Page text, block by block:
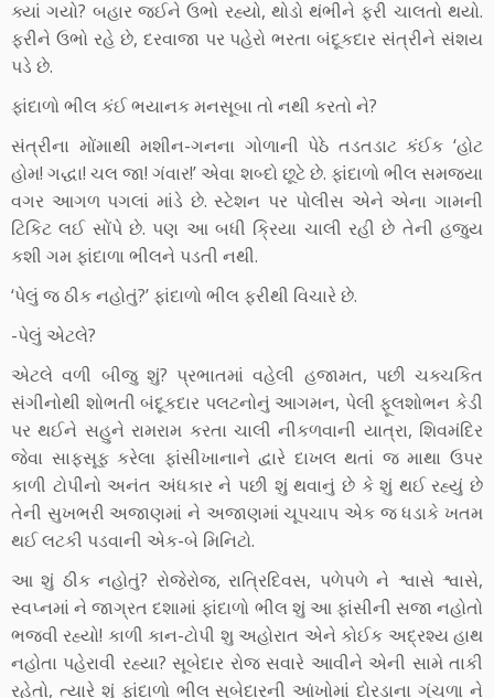
ક્યાં ગયો? બહાર જઈને ઉભો રહ્યો, થોડો થંભીને ફરી ચાલતો થયો.
ફરીને ઉભો રહે છે, દરવાજા પર પહેરો ભરતા બંદૂકદાર સંત્રીને સંશય
પડે છે.
ફાંદાળો ભીલ કંઈ ભયાનક મનસૂબા તો નથી કરતો ને?
સંત્રીના મોંમાથી મશીન-ગનના ગોળાની પેઠે તડતડાટ કંઈક ‘હોટ
હોમ! ગદ્ધા! ચલ જા! ગંવાર!’ એવા શબ્દો છૂટે છે. ફાંદાળો ભીલ સમજ્યા
વગર આગળ પગલાં માંડે છે. સ્ટેશન પર પોલીસ એને એના ગામની
ટિકિટ લઈ સોંપે છે. પણ આ બધી ક્રિયા ચાલી રહી છે તેની હજુય
કશી ગમ ફાંદાળા ભીલને પડતી નથી.
‘પેલું જ ઠીક નહોતું?’ ફાંદાળો ભીલ ફરીથી વિચારે છે.
-પેલું એટલે?
એટલે વળી બીજુ શું? પ્રભાતમાં વહેલી હજામત, પછી ચક્ચકિત
સંગીનોથી શોભતી બંદૂકદાર પલટનોનું આગમન, પેલી ફૂલશોભન કેડી
પર થઈને સહુને રામરામ કરતા ચાલી નીકળવાની યાત્રા, શિવમંદિર
જેવા સાફસૂફ કરેલા ફાંસીખાનાને દ્વારે દાખલ થતાં જ માથા ઉપર
કાળી ટોપીનો અનંત અંધકાર ને પછી શું થવાનું છે કે શું થઈ રહ્યું છે
તેની સુખભરી અજાણમાં ને અજાણમાં ચૂપચાપ એક જ ધડાકે ખતમ
થઈ લટકી પડવાની એક-બે મિનિટો.
આ શું ઠીક નહોતું? રોજેરોજ, રાત્રિદિવસ, પળેપળે ને શ્વાસે શ્વાસે,
સ્વપ્નમાં ને જાગ્રત દશામાં ફાંદાળો ભીલ શું આ ફાંસીની સજા નહોતો
ભજવી રહ્યો! કાળી કાન-ટોપી શુ અહોરાત એને કોઈક અદ્રશ્ય હાથ
નહોતા પહેરાવી રહ્યા? સૂબેદાર રોજ સવારે આવીને એની સામે તાકી
રહેતો, ત્યારે શું ફાંદાળો ભીલ સૂબેદારની આંખોમાં દોરડાના ગૂંચળા ને